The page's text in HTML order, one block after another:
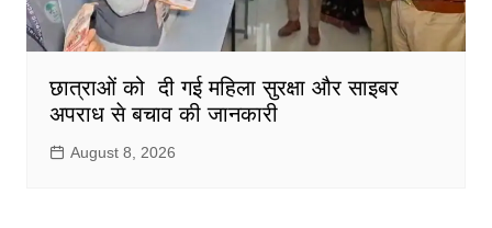
छात्राओं को दी गई महिला सुरक्षा और साइबर
अपराध से बचाव की जानकारी
August 8, 2026